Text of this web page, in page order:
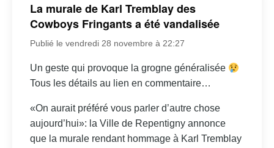
La murale de Karl Tremblay des
Cowboys Fringants a été vandalisée
Publié le vendredi 28 novembre à 22:27
Un geste qui provoque la grogne généralisée
Tous les détails au lien en commentaire…
«On aurait préféré vous parler d’autre chose
aujourd’hui»: la Ville de Repentigny annonce
que la murale rendant hommage à Karl Tremblay